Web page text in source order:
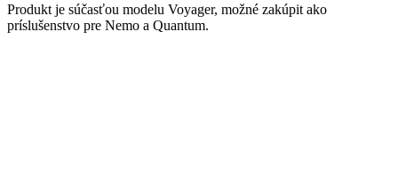
Produkt je súčasťou modelu Voyager, možné zakúpit ako
príslušenstvo pre Nemo a Quantum.